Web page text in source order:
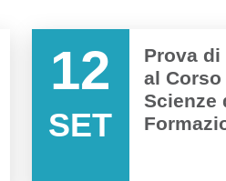
12
SET
Prova
al
Scienze